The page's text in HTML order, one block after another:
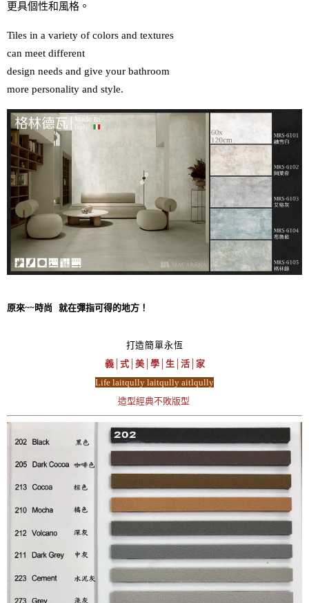
更具個性和風格。
Tiles in a variety of colors and textures
can meet different
design needs and give your bathroom
more personality and style.
原來~~時尚 就在彈指可得的地方！
打造簡單永恆
義│式│美│學│生│活│家
Life laitqully laitqully aitlqully
造型經典不敗版型